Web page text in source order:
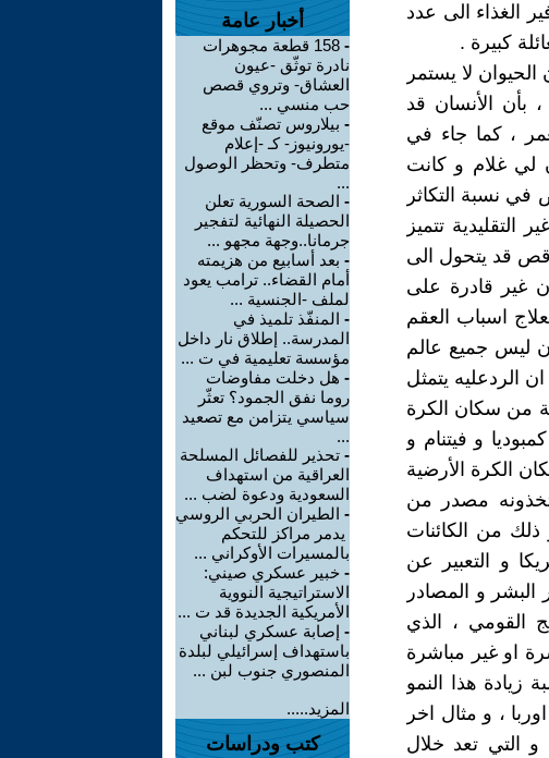
الغذاء الى عدد
كبيرة .
لا يستمر
الأنسان قد
، كما جاء في
رب أنى يكون لي غلام و كانت
في نسبة التكاثر
التقليدية تتميز
قد يتحول الى
غير قادرة على
اسباب العقم
ليس جميع عالم
الردعليه يتمثل
من سكان الكرة
و فيتنام و
الكرة الأرضية
مصدر من
من الكائنات
و التعبير عن
البشر و المصادر
القومي ، الذي
او غير مباشرة
زيادة هذا النمو
، و مثال اخر
و التي تعد خلال
أخبار عامة
-
158 قطعة مجوهرات
نادرة توثّق -عيون
العشاق- وتروي قصص
حب منسي ...
- بيلاروس تصنّف موقع
-يورونيوز- كـ -إعلام
متطرف- وتحظر الوصول
...
- الصحة السورية تعلن
الحصيلة النهائية لتفجير
جرمانا..وجهة مجهو ...
- بعد أسابيع من هزيمته
أمام القضاء.. ترامب يعود
لملف -الجنسية ...
- المنفّذ تلميذ في
المدرسة.. إطلاق نار داخل
مؤسسة تعليمية في ت ...
- هل دخلت مفاوضات
روما نفق الجمود؟ تعثّر
سياسي يتزامن مع تصعيد
...
- تحذير للفصائل المسلحة
العراقية من استهداف
السعودية ودعوة لضب ...
- الطيران الحربي الروسي
يدمر مراكز للتحكم
بالمسيرات الأوكراني ...
- خبير عسكري صيني:
الاستراتيجية النووية
الأمريكية الجديدة قد ت ...
- إصابة عسكري لبناني
باستهداف إسرائيلي لبلدة
المنصوري جنوب لبن ...
المزيد.....
كتب ودراسات